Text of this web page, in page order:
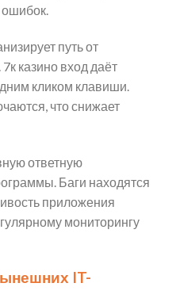
ошибок.
путь от
казино вход даёт
кликом клавиши.
что снижает
ответную
Баги находятся
приложения
мониторингу
IT-